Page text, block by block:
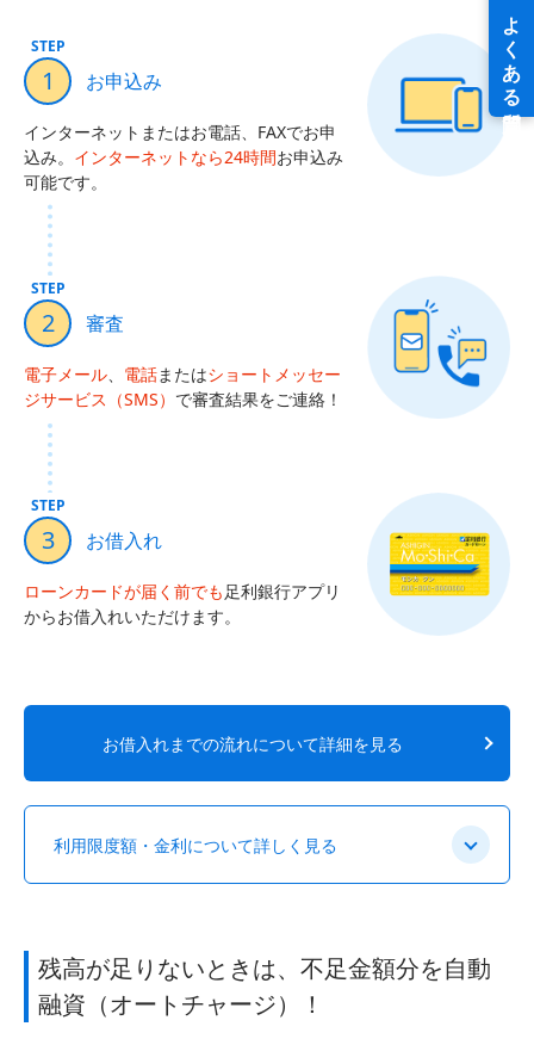
STEP
1 お申込み
インターネットまたはお電話、FAXでお申
込み。 インターネットなら24時間お申込み
可能です。
STEP
2 審査
電子メール、 電話またはショートメッセー
ジサービス（SMS） で審査結果をご連絡！
STEP
3 お借入れ
ローンカードが届く前でも足利銀行アプリ
からお借入れいただけます。
お借入れまでの流れについて詳細を見る
利用限度額・金利について詳しく見る
残高が足りないときは、不足金額分を自動
融資（オートチャージ）！